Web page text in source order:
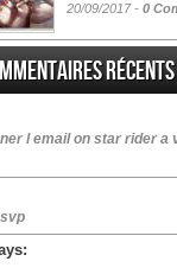
20/09/2017 - 0
récents
l email on star rider a